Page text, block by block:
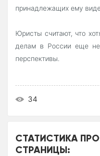
принадлежащих ему
Юристы считают, что
делам в России еще
перспективы.
34
СТАТИСТИКА
СТРАНИЦЫ: